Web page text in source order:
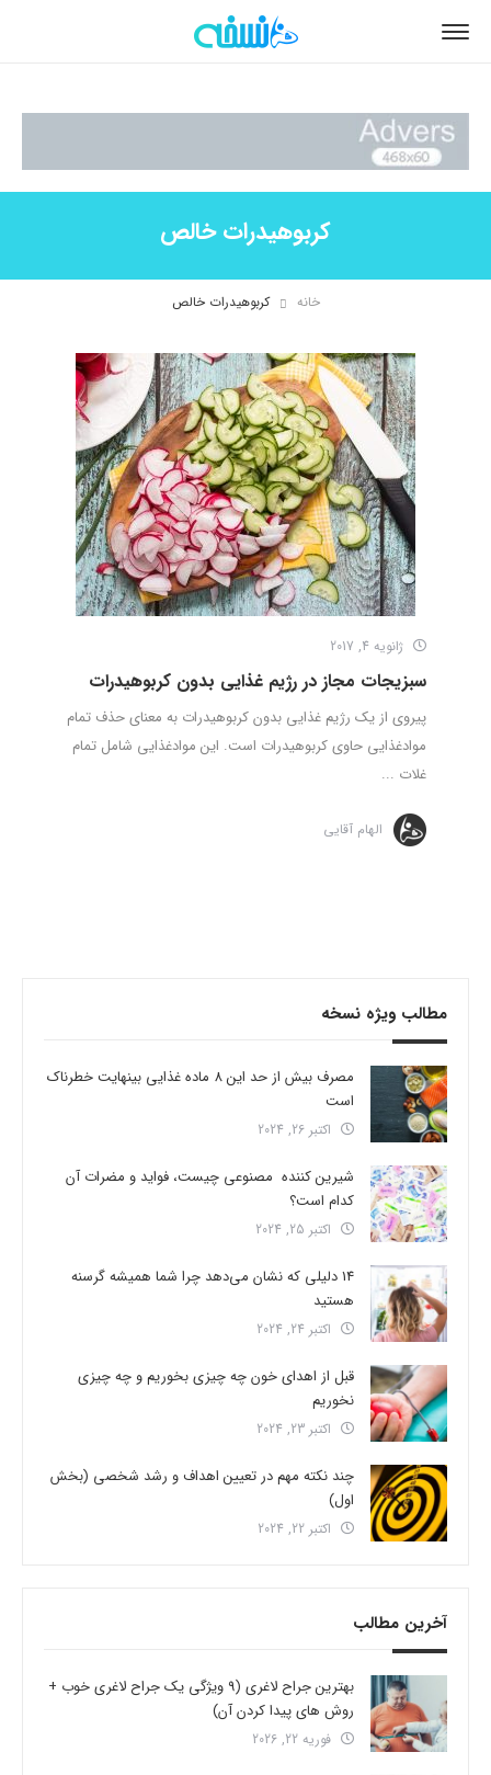
کربوهیدرات خالص
خانه کربوهیدرات خالص
ژانویه 4, 2017
سبزیجات مجاز در رژیم غذایی بدون کربوهیدرات
پیروی از یک رژیم غذایی بدون کربوهیدرات به معنای حذف تمام
موادغذایی حاوی کربوهیدرات است. این موادغذایی شامل تمام
غلات ...
الهام آقایی
مطالب ویژه نسخه
مصرف بیش از حد این 8 ماده غذایی بینهایت خطرناک
است
اکتبر 26, 2024
شیرین کننده مصنوعی چیست، فواید و مضرات آن
کدام است؟
اکتبر 25, 2024
14 دلیلی که نشان می‌دهد چرا شما همیشه گرسنه
هستید
اکتبر 24, 2024
قبل از اهدای خون چه چیزی بخوریم و چه چیزی
نخوریم
اکتبر 23, 2024
چند نکته مهم در تعیین اهداف و رشد شخصی (بخش
اول)
اکتبر 22, 2024
آخرین مطالب
بهترین جراح لاغری (9 ویژگی یک جراح لاغری خوب +
روش های پیدا کردن آن)
فوریه 22, 2026